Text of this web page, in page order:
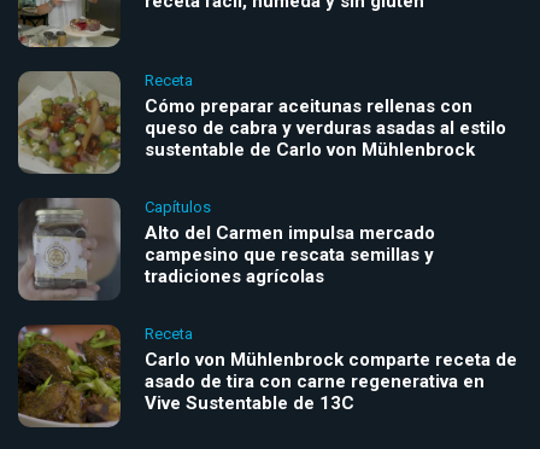
Receta
Cómo preparar aceitunas rellenas con
queso de cabra y verduras asadas al estilo
sustentable de Carlo von Mühlenbrock
Capítulos
Alto del Carmen impulsa mercado
campesino que rescata semillas y
tradiciones agrícolas
Receta
Carlo von Mühlenbrock comparte receta de
asado de tira con carne regenerativa en
Vive Sustentable de 13C